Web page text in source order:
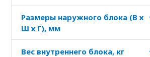
Размеры наружного блока (В х
Ш х Г), мм
Вес внутреннего блока, кг